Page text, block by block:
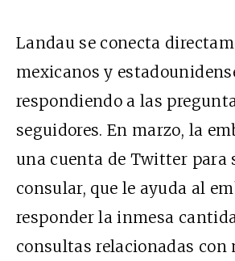
Landau se conecta
mexicanos y
respondiendo a las
seguidores. En marzo, la
una cuenta de Twitter para
consular, que le ayuda al
responder la inmesa
consultas relacionadas con